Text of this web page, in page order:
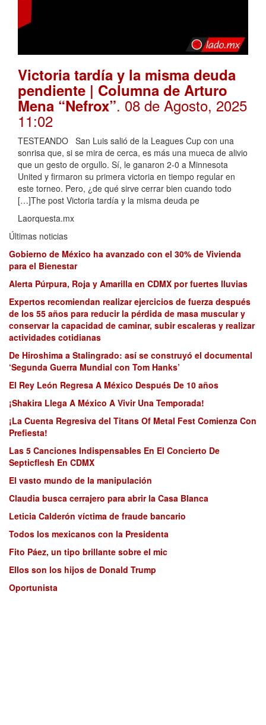
Victoria tardía y la misma deuda
pendiente | Columna de Arturo
Mena “Nefrox”. 08 de Agosto, 2025
11:02
TESTEANDO San Luis salió de la Leagues Cup con una
sonrisa que, si se mira de cerca, es más una mueca de alivio
que un gesto de orgullo. Sí, le ganaron 2-0 a Minnesota
United y firmaron su primera victoria en tiempo regular en
este torneo. Pero, ¿de qué sirve cerrar bien cuando todo
[…]The post Victoria tardía y la misma deuda pe
Laorquesta.mx
Últimas noticias
Gobierno de México ha avanzado con el 30% de Vivienda
para el Bienestar
Alerta Púrpura, Roja y Amarilla en CDMX por fuertes lluvias
Expertos recomiendan realizar ejercicios de fuerza después
de los 55 años para reducir la pérdida de masa muscular y
conservar la capacidad de caminar, subir escaleras y realizar
actividades cotidianas
De Hiroshima a Stalingrado: así se construyó el documental
‘Segunda Guerra Mundial con Tom Hanks’
El Rey León Regresa A México Después De 10 años
¡Shakira Llega A México A Vivir Una Temporada!
¡La Cuenta Regresiva del Titans Of Metal Fest Comienza Con
Prefiesta!
Las 5 Canciones Indispensables En El Concierto De
Septicflesh En CDMX
El vasto mundo de la manipulación
Claudia busca cerrajero para abrir la Casa Blanca
Leticia Calderón víctima de fraude bancario
Todos los mexicanos con la Presidenta
Fito Páez, un tipo brillante sobre el mic
Ellos son los hijos de Donald Trump
Oportunista